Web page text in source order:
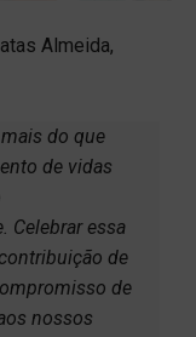
Almeida,
do que
de vidas
Celebrar essa
de
de
nossos